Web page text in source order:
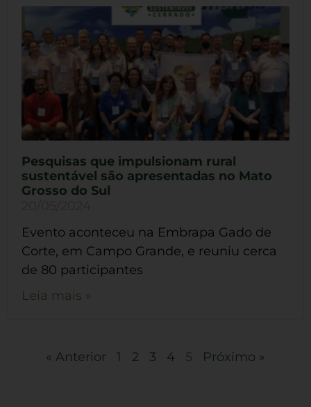
Pesquisas que impulsionam rural
sustentável são apresentadas no Mato
Grosso do Sul
Evento aconteceu na Embrapa Gado de
Corte, em Campo Grande, e reuniu cerca
de 80 participantes
Leia mais »
« Anterior 1 2 3 4 5 Próximo »